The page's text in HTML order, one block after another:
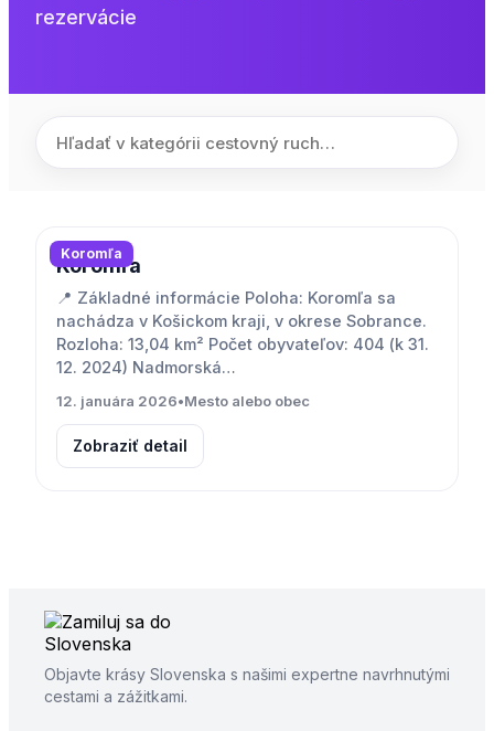
rezervácie
Koromľa
Koromľa
📍 Základné informácie Poloha: Koromľa sa
nachádza v Košickom kraji, v okrese Sobrance.
Rozloha: 13,04 km² Počet obyvateľov: 404 (k 31.
12. 2024) Nadmorská…
12. januára 2026•Mesto alebo obec
Zobraziť detail
Objavte krásy Slovenska s našimi expertne navrhnutými
cestami a zážitkami.